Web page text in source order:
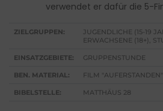
verwendet er dafür die 5-
ZIELGRUPPEN:
JUGENDLICHE (15-19
ERWACHSENE (18+),
EINSATZGEBIETE: GRUPPENSTUNDE
BEN. MATERIAL: FILM "AUFERSTANDEN"
BIBELSTELLE: MATTHÄUS 28